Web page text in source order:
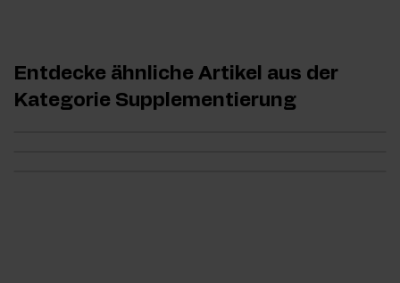
Entdecke ähnliche Artikel aus der
Kategorie Supplementierung